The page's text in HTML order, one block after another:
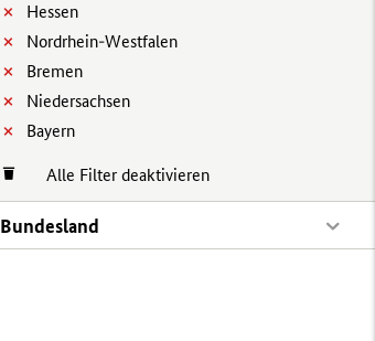
Hessen
Nordrhein-Westfalen
Bremen
Niedersachsen
Bayern
Alle Filter deaktivieren
Bundesland